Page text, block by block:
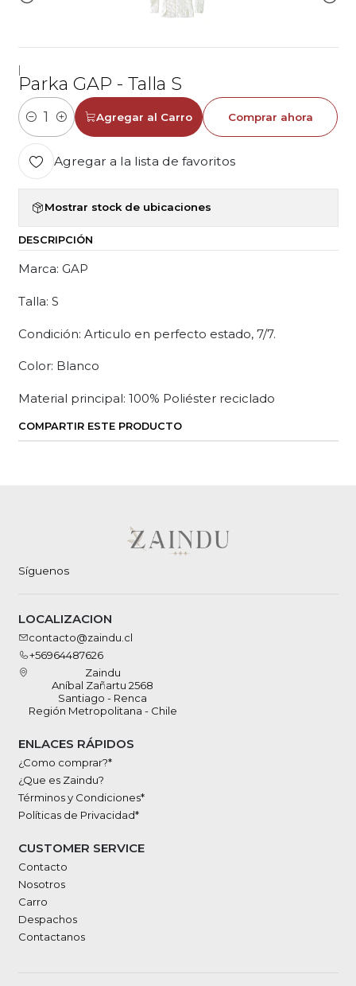
Parka GAP - Talla S
Cantidad
Agregar al Carro Comprar ahora
Agregar a la lista de favoritos
Mostrar stock de ubicaciones
DESCRIPCIÓN
Marca: GAP
Talla: S
Condición: Articulo en perfecto estado, 7/7.
Color: Blanco
Material principal: 100% Poliéster reciclado
COMPARTIR ESTE PRODUCTO
Síguenos
LOCALIZACION
contacto@zaindu.cl
+56964487626
Zaindu
Aníbal Zañartu 2568
Santiago - Renca
Región Metropolitana - Chile
ENLACES RÁPIDOS
¿Como comprar?*
¿Que es Zaindu?
Términos y Condiciones*
Políticas de Privacidad*
CUSTOMER SERVICE
Contacto
Nosotros
Carro
Despachos
Contactanos